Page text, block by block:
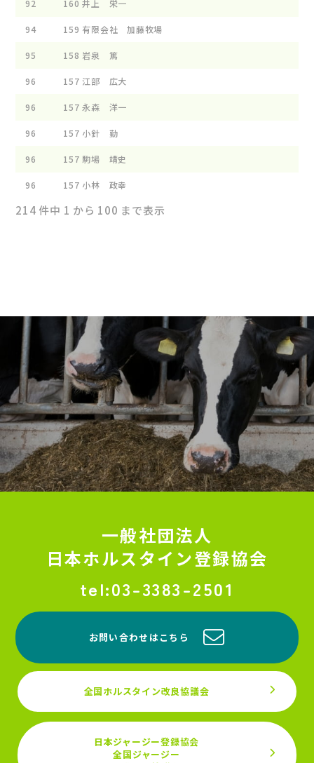
92 160 井上 栄一
94 159 有限会社 加藤牧場
95 158 岩泉 篤
96 157 江部 広大
96 157 永森 洋一
96 157 小針 勤
96 157 駒場 靖史
96 157 小林 政幸
214 件中 1 から 100 まで表示
一般社団法人
日本ホルスタイン登録協会
03-3383-2501
お問い合わせはこちら
全国ホルスタイン改良協議会
日本ジャージー登録協会
全国ジャージー